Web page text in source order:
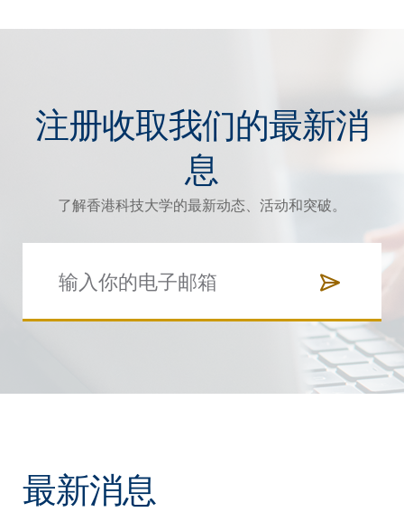
注册收取我们的最新消
息
了解香港科技大学的最新动态、活动和突破。
最新消息